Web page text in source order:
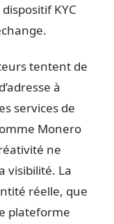
KYC
tentent de
à
services de
Monero
ne
visibilité. La
réelle, que
plateforme